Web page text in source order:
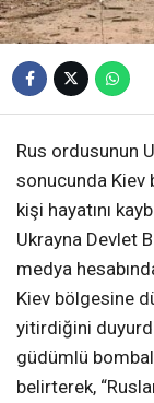
Rus ordusunun
sonucunda Kiev
kişi hayatını
Ukrayna Devlet
medya
Kiev bölgesine
yitirdiğini
güdümlü
belirterek,